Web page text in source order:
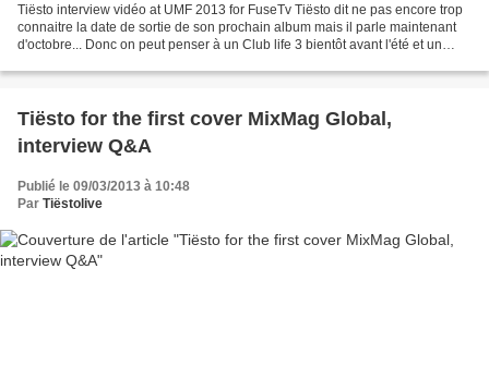
Tiësto interview vidéo at UMF 2013 for FuseTv Tiësto dit ne pas encore trop
connaitre la date de sortie de son prochain album mais il parle maintenant
d'octobre... Donc on peut penser à un Club life 3 bientôt avant l'été et un
Tiësto for the first cover MixMag Global,
interview Q&A
Publié le 09/03/2013 à 10:48
Par Tiëstolive